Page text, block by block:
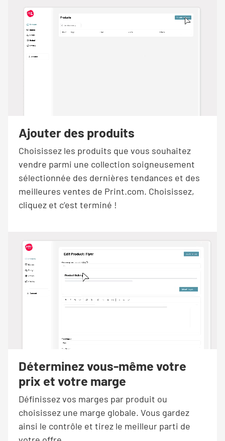
Ajouter des produits
Choisissez les produits que vous souhaitez
vendre parmi une collection soigneusement
sélectionnée des dernières tendances et des
meilleures ventes de Print.com. Choisissez,
cliquez et c’est terminé !
Déterminez vous-même votre
prix et votre marge
Définissez vos marges par produit ou
choisissez une marge globale. Vous gardez
ainsi le contrôle et tirez le meilleur parti de